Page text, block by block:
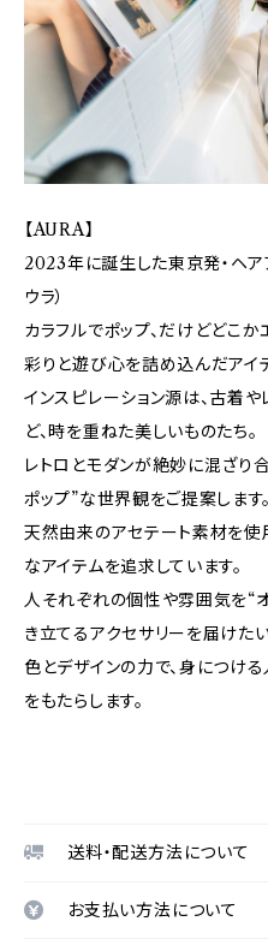
【AURA】
2023年に誕生した東京発・ヘア
ウラ）
カラフルでポップ、だけどどこか
彩りと遊び心を詰め込んだアイ
インスピレーション源は、古着
ど、時を重ねた美しいものたち。
レトロとモダンが絶妙に混ざり
ポップ”な世界観をご提案します。
天然由来のアセテート素材を使
なアイテムを追求しています。
人それぞれの個性や雰囲気を“オ
き立てるアクセサリーを届けた
色とデザインの力で、身につけ
をもたらします。
送料・配送方法について
お支払い方法について